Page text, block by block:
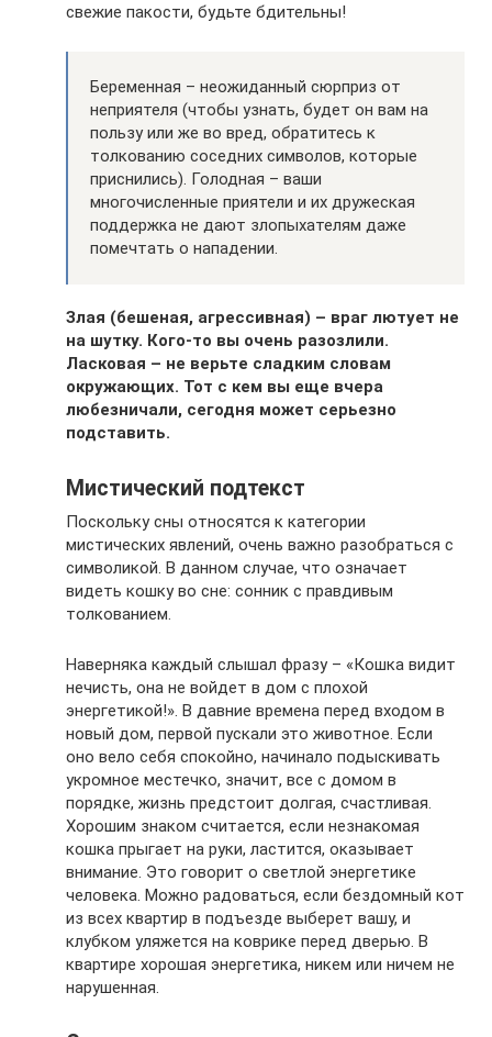
свежие пакости, будьте бдительны!
Беременная – неожиданный сюрприз от
неприятеля (чтобы узнать, будет он вам на
пользу или же во вред, обратитесь к
толкованию соседних символов, которые
приснились). Голодная – ваши
многочисленные приятели и их дружеская
поддержка не дают злопыхателям даже
помечтать о нападении.
Злая (бешеная, агрессивная) – враг лютует не
на шутку. Кого-то вы очень разозлили.
Ласковая – не верьте сладким словам
окружающих. Тот с кем вы еще вчера
любезничали, сегодня может серьезно
подставить.
Мистический подтекст
Поскольку сны относятся к категории
мистических явлений, очень важно разобраться с
символикой. В данном случае, что означает
видеть кошку во сне: сонник с правдивым
толкованием.
Наверняка каждый слышал фразу – «Кошка видит
нечисть, она не войдет в дом с плохой
энергетикой!». В давние времена перед входом в
новый дом, первой пускали это животное. Если
оно вело себя спокойно, начинало подыскивать
укромное местечко, значит, все с домом в
порядке, жизнь предстоит долгая, счастливая.
Хорошим знаком считается, если незнакомая
кошка прыгает на руки, ластится, оказывает
внимание. Это говорит о светлой энергетике
человека. Можно радоваться, если бездомный кот
из всех квартир в подъезде выберет вашу, и
клубком уляжется на коврике перед дверью. В
квартире хорошая энергетика, никем или ничем не
нарушенная.